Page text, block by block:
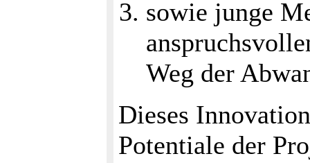
sowie junge
Weg der
Dieses
Potentiale der